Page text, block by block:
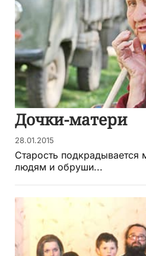
Дочки-матери
28.01.2015
Старость
людям и обруши...